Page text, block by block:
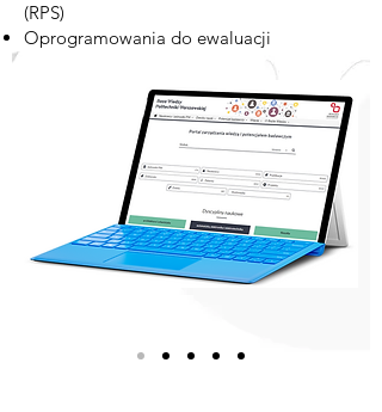
(RPS)
Oprogramowania do ewaluacji